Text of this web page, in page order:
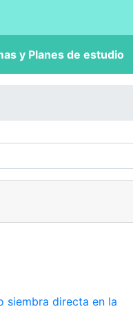
y Planes de estudio
siembra directa en la